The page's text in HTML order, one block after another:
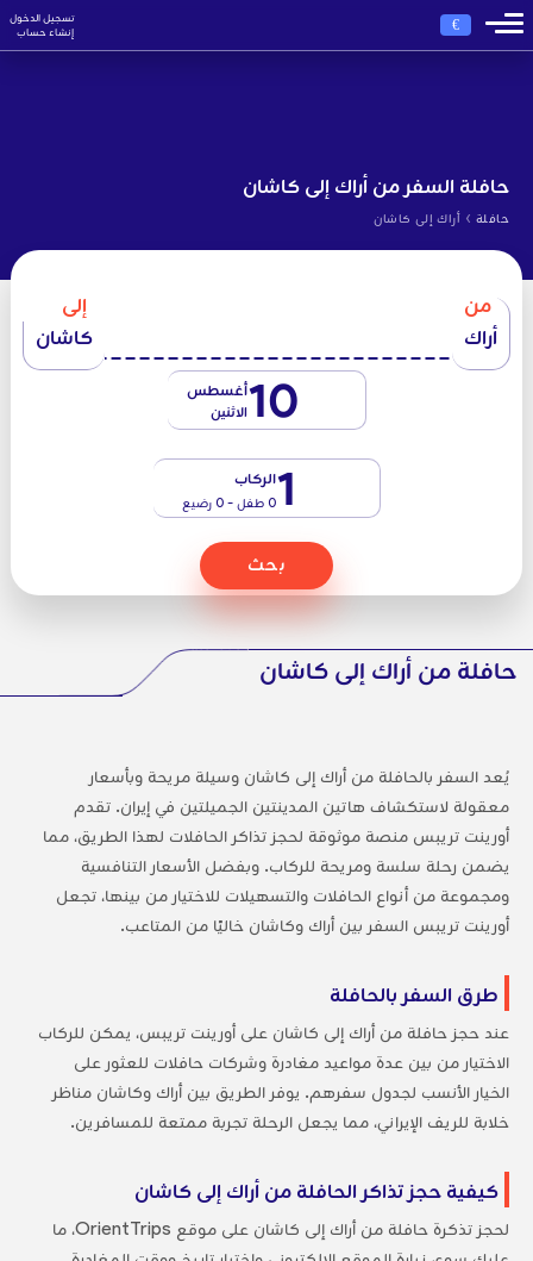
€
تسجيل الدخول
إنشاء حساب
حافلة السفر من أراك إلى كاشان
حافلة › أراك إلى كاشان
من
أراك
إلى
كاشان
10أغسطس
الاثنين
1الركاب
0 طفل - 0 رضيع
بحث
حافلة من أراك إلى كاشان
يُعد السفر بالحافلة من أراك إلى كاشان وسيلة مريحة وبأسعار
معقولة لاستكشاف هاتين المدينتين الجميلتين في إيران. تقدم
أورينت تريبس منصة موثوقة لحجز تذاكر الحافلات لهذا الطريق، مما
يضمن رحلة سلسة ومريحة للركاب. وبفضل الأسعار التنافسية
ومجموعة من أنواع الحافلات والتسهيلات للاختيار من بينها، تجعل
أورينت تريبس السفر بين أراك وكاشان خاليًا من المتاعب.
طرق السفر بالحافلة
عند حجز حافلة من أراك إلى كاشان على أورينت تريبس، يمكن للركاب
الاختيار من بين عدة مواعيد مغادرة وشركات حافلات للعثور على
الخيار الأنسب لجدول سفرهم. يوفر الطريق بين أراك وكاشان مناظر
خلابة للريف الإيراني، مما يجعل الرحلة تجربة ممتعة للمسافرين.
كيفية حجز تذاكر الحافلة من أراك إلى كاشان
لحجز تذكرة حافلة من أراك إلى كاشان على موقع OrientTrips، ما